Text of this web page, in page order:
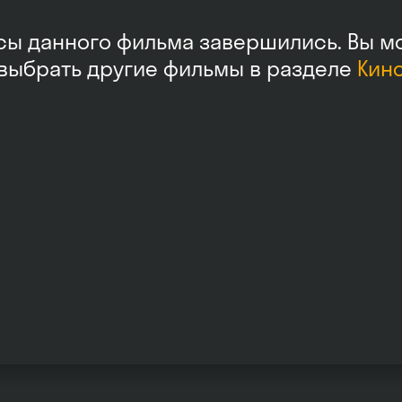
данного фильма завершились. Вы
другие фильмы в разделе